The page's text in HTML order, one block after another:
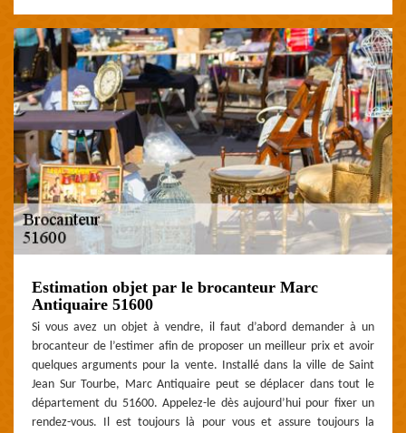
Estimation objet par le brocanteur Marc
Antiquaire 51600
Si vous avez un objet à vendre, il faut d’abord demander à un
brocanteur de l’estimer afin de proposer un meilleur prix et avoir
quelques arguments pour la vente. Installé dans la ville de Saint
Jean Sur Tourbe, Marc Antiquaire peut se déplacer dans tout le
département du 51600. Appelez-le dès aujourd’hui pour fixer un
rendez-vous. Il est toujours là pour vous et assure toujours la